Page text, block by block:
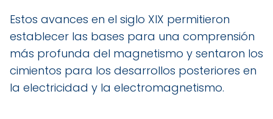
Estos avances en el siglo XIX permitieron
establecer las bases para una comprensión
más profunda del magnetismo y sentaron los
cimientos para los desarrollos posteriores en
la electricidad y la electromagnetismo.